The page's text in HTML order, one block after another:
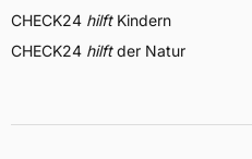
CHECK24 hilftKindern
CHECK24 hilftder Natur